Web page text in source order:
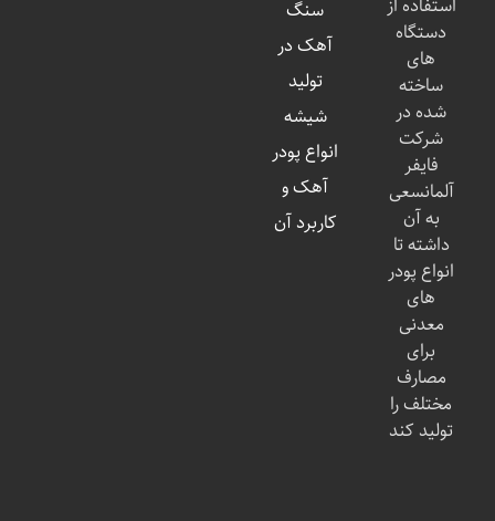
استفاده از
دستگاه
های
ساخته
شده در
شرکت
فایفر
آلمانسعی
به آن
داشته تا
انواع پودر
های
معدنی
برای
مصارف
مختلف را
تولید کند
سنگ
آهک در
تولید
شیشه
انواع پودر
آهک و
کاربرد آن